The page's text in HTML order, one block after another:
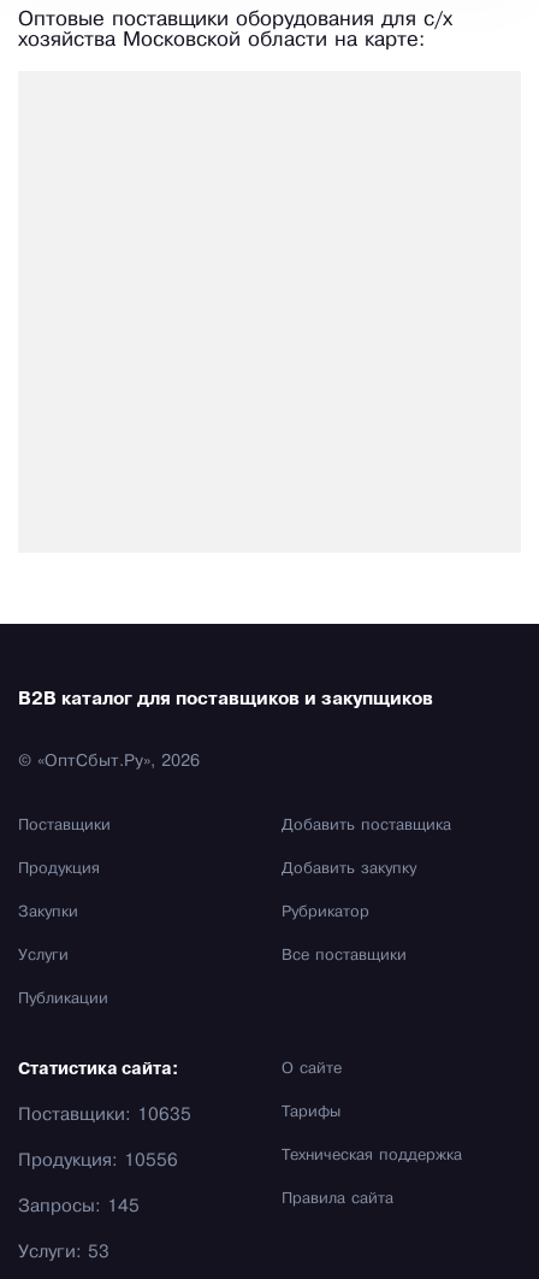
Оптовые поставщики оборудования для с/х
хозяйства Московской области на карте:
B2B каталог для поставщиков и закупщиков
© «ОптСбыт.Ру», 2026
Поставщики
Продукция
Закупки
Услуги
Публикации
Добавить поставщика
Добавить закупку
Рубрикатор
Все поставщики
О сайте
Тарифы
Техническая поддержка
Правила сайта
Статистика сайта:
Поставщики: 10635
Продукция: 10556
Запросы: 145
Услуги: 53